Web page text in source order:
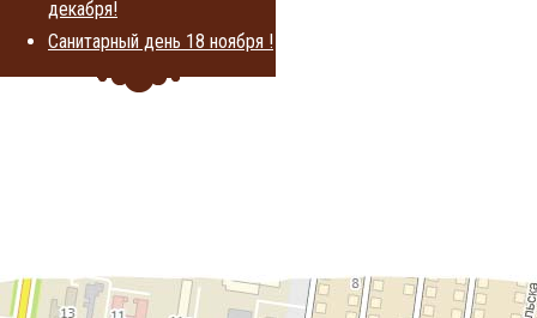
декабря!
Санитарный день 18 ноября !